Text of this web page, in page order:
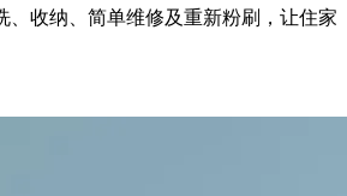
、收纳、简单维修及重新粉刷，让住家